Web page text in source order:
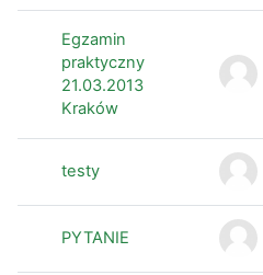
Egzamin
praktyczny
21.03.2013
Kraków
testy
PYTANIE